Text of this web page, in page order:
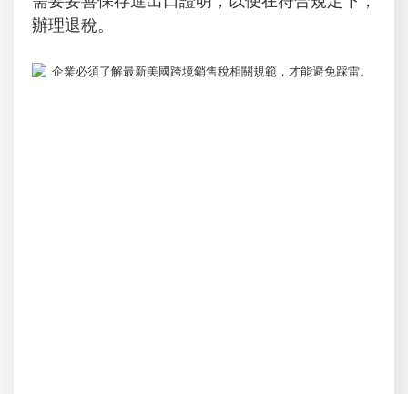
辦理退稅。